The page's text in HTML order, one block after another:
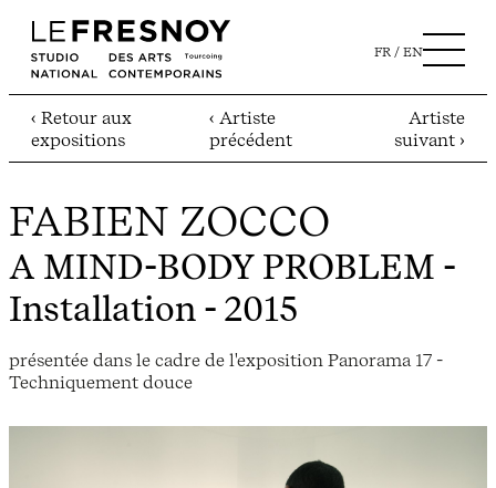
FR EN
‹ Retour aux
expositions
‹ Artiste
précédent
Artiste
suivant ›
FABIEN ZOCCO
A MIND-BODY PROBLEM -
Installation - 2015
présentée dans le cadre de l'exposition Panorama 17 -
Techniquement douce